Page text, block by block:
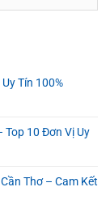
Tín 100%
Top 10 Đơn Vị Uy
Thơ – Cam Kết